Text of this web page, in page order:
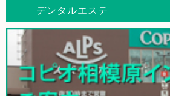
デンタルエステ